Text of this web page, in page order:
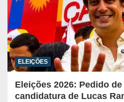
ELEIÇÕES
Eleições 2026: Pedido
candidatura de Lucas